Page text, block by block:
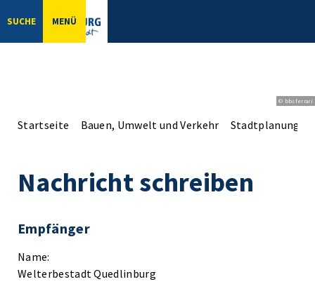
SUCHE MENÜ
© bbsferrari
Startseite Bauen, Umwelt und Verkehr Stadtplanung
Nachricht schreiben
Empfänger
Name:
Welterbestadt Quedlinburg